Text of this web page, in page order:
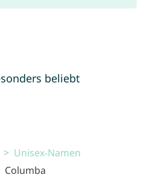
beliebt
Unisex-Namen
Columba